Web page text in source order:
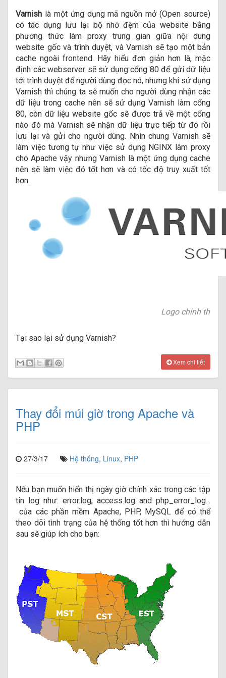
Varnish là một ứng dụng mã nguồn mở (Open source)
có tác dụng lưu lại bộ nhớ đệm của website bằng
phương thức làm proxy trung gian giữa nội dung
website gốc và trình duyệt, và Varnish sẽ tạo một bản
cache ngoài frontend. Hãy hiểu đơn giản hơn là, mặc
định các webserver sẽ sử dụng cổng 80 để gửi dữ liệu
tới trình duyệt để người dùng đọc nó, nhưng khi sử dụng
Varnish thì chúng ta sẽ muốn cho người dùng nhận các
dữ liệu trong cache nên sẽ sử dụng Varnish làm cổng
80, còn dữ liệu website gốc sẽ được trả về một cổng
nào đó mà Varnish sẽ nhận dữ liệu trực tiếp từ đó rồi
lưu lại và gửi cho người dùng. Nhìn chung Varnish sẽ
làm việc tương tự như việc sử dụng NGINX làm proxy
cho Apache vậy nhưng Varnish là một ứng dụng cache
nên sẽ làm việc đó tốt hơn và có tốc độ truy xuất tốt
hơn.
Logo chính thức
Tại sao lại sử dụng Varnish?
Xem chi tiết
Thay đổi múi giờ trong Apache và
PHP
27/3/17 Hệ thống, Linux, PHP
Nếu bạn muốn hiển thị ngày giờ chính xác trong các tập
tin log như: error.log, access.log and php_error_log...
của các phần mềm Apache, PHP, MySQL để có thể
theo dõi tình trạng của hệ thống tốt hơn thì hướng dẫn
sau sẽ giúp ích cho bạn: